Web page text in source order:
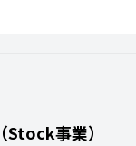
事業）